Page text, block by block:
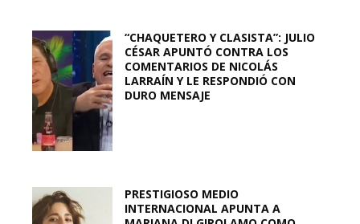
“CHAQUETERO Y CLASISTA”: JULIO
CÉSAR APUNTÓ CONTRA LOS
COMENTARIOS DE NICOLÁS
LARRAÍN Y LE RESPONDIÓ CON
DURO MENSAJE
PRESTIGIOSO MEDIO
INTERNACIONAL APUNTA A